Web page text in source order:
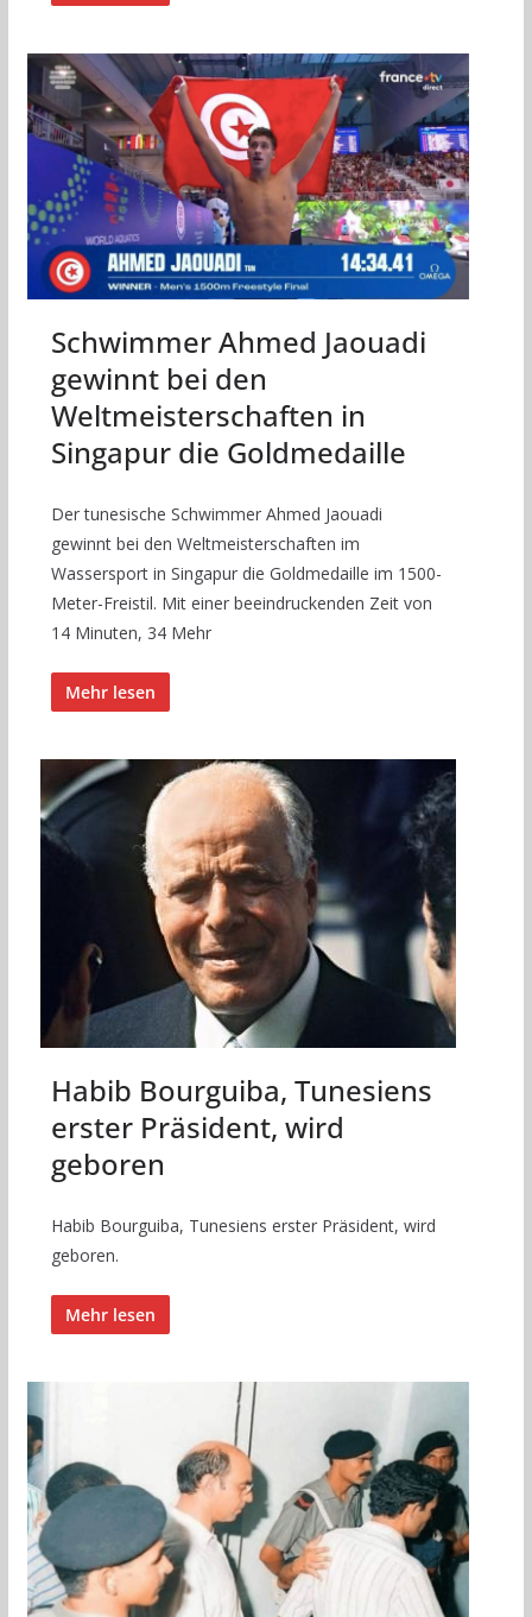
Schwimmer Ahmed Jaouadi
gewinnt bei den
Weltmeisterschaften in
Singapur die Goldmedaille
Der tunesische Schwimmer Ahmed Jaouadi
gewinnt bei den Weltmeisterschaften im
Wassersport in Singapur die Goldmedaille im 1500-
Meter-Freistil. Mit einer beeindruckenden Zeit von
14 Minuten, 34 Mehr
Mehr lesen
Habib Bourguiba, Tunesiens
erster Präsident, wird
geboren
Habib Bourguiba, Tunesiens erster Präsident, wird
geboren.
Mehr lesen